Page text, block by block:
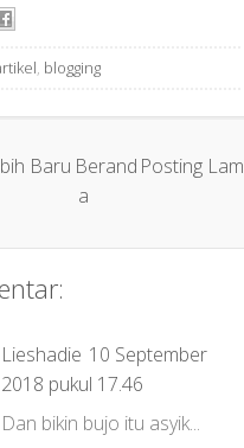
, blogging
Baru Posting
Berand
a
Lieshadie 10 September
2018 pukul 17.46
Dan bikin bujo itu asyik...